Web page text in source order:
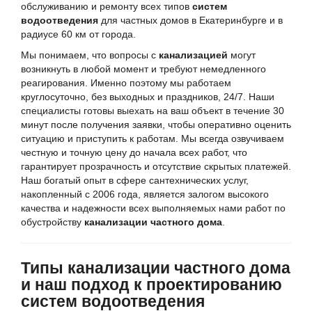
обслуживанию и ремонту всех типов систем
водоотведения для частных домов в Екатеринбурге и в
радиусе 60 км от города.
Мы понимаем, что вопросы с канализацией могут
возникнуть в любой момент и требуют немедленного
реагирования. Именно поэтому мы работаем
круглосуточно, без выходных и праздников, 24/7. Наши
специалисты готовы выехать на ваш объект в течение 30
минут после получения заявки, чтобы оперативно оценить
ситуацию и приступить к работам. Мы всегда озвучиваем
честную и точную цену до начала всех работ, что
гарантирует прозрачность и отсутствие скрытых платежей.
Наш богатый опыт в сфере сантехнических услуг,
накопленный с 2006 года, является залогом высокого
качества и надежности всех выполняемых нами работ по
обустройству канализации частного дома.
Типы канализации частного дома
и наш подход к проектированию
систем водоотведения